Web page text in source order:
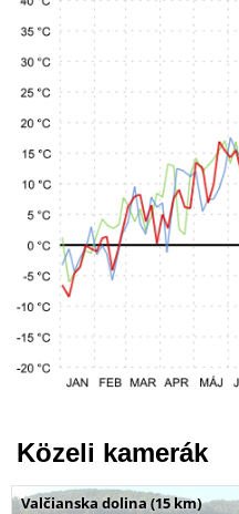
Közeli kamerák
Valčianska dolina (15 km)